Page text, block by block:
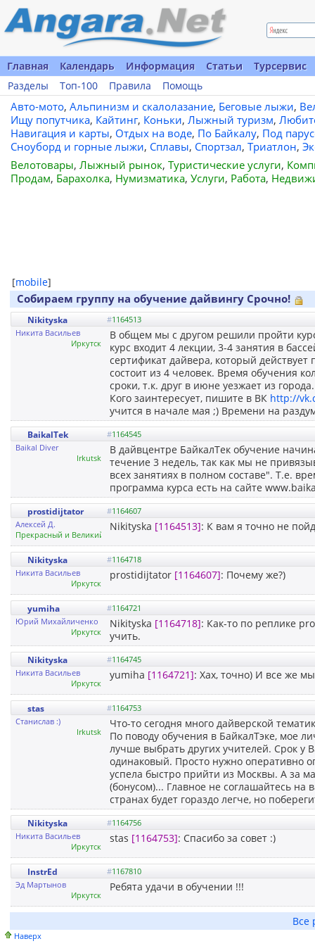
Главная Календарь Информация Статьи
Турсервис
Разделы
Топ-100 Правила Помощь
Авто-мото, Альпинизм и скалолазание, Беговые лыжи,
Ищу попутчика, Кайтинг, Коньки, Лыжный туризм,
Навигация и карты, Отдых на воде, По Байкалу, Под
Сноуборд и горные лыжи, Сплавы, Спортзал, Триатлон,
Велотовары, Лыжный рынок, Туристические услуги,
Продам, Барахолка, Нумизматика, Услуги, Работа,
[mobile]
Собираем группу на обучение дайвингу Срочно!
Nikityska #1164513
Никита Васильев
Иркутск
В общем мы с другом решили пройти
курс входит 4 лекции, 3-4 занятия в
сертификат дайвера, который
состоит из 4 человек. Время обучения
сроки, т.к. друг в июне уезжает из
Кого заинтересует, пишите в ВК http://
учится в начале мая ;) Времени на
BaikalTek #1164545
Baikal Diver
Irkutsk
В дайвцентре БайкалТек обучение
течение 3 недель, так как мы не
всех занятиях в полном составе". Т.е.
программа курса есть на сайте
prostidijtator #1164607
Алексей Д.
Прекрасный и Великий Иркутск
Nikityska [1164513]: К вам я точно не
Nikityska #1164718
Никита Васильев
Иркутск
prostidijtator [1164607]: Почему же?)
yumiha #1164721
Юрий Михайличенко
Иркутск
Nikityska [1164718]: Как-то по реплике
учить.
Nikityska #1164745
Никита Васильев
Иркутск
yumiha [1164721]: Хах, точно) И все же
stas #1164753
Станислав :)
Irkutsk
Что-то сегодня много дайверской
По поводу обучения в БайкалТэке, мое
лучше выбрать других учителей. Срок у
одинаковый. Просто нужно оперативно
успела быстро прийти из Москвы. А за
(бонусом)... Главное не соглашайтесь
странах будет гораздо легче, но
Nikityska #1164756
Никита Васильев
Иркутск
stas [1164753]: Спасибо за совет :)
InstrEd #1167810
Эд Мартынов
Иркутск
Ребята удачи в обучении !!!
Все
Наверх